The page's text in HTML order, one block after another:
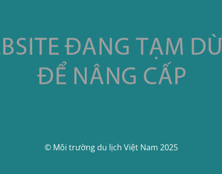
© Môi trường du lịch Việt Nam 2025